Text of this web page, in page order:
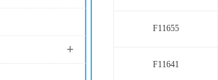
+
F11655
F11641